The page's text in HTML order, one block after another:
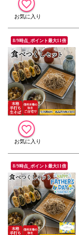
8/9時点_ポイント最大11倍
8/9時点_ポイント最大11倍